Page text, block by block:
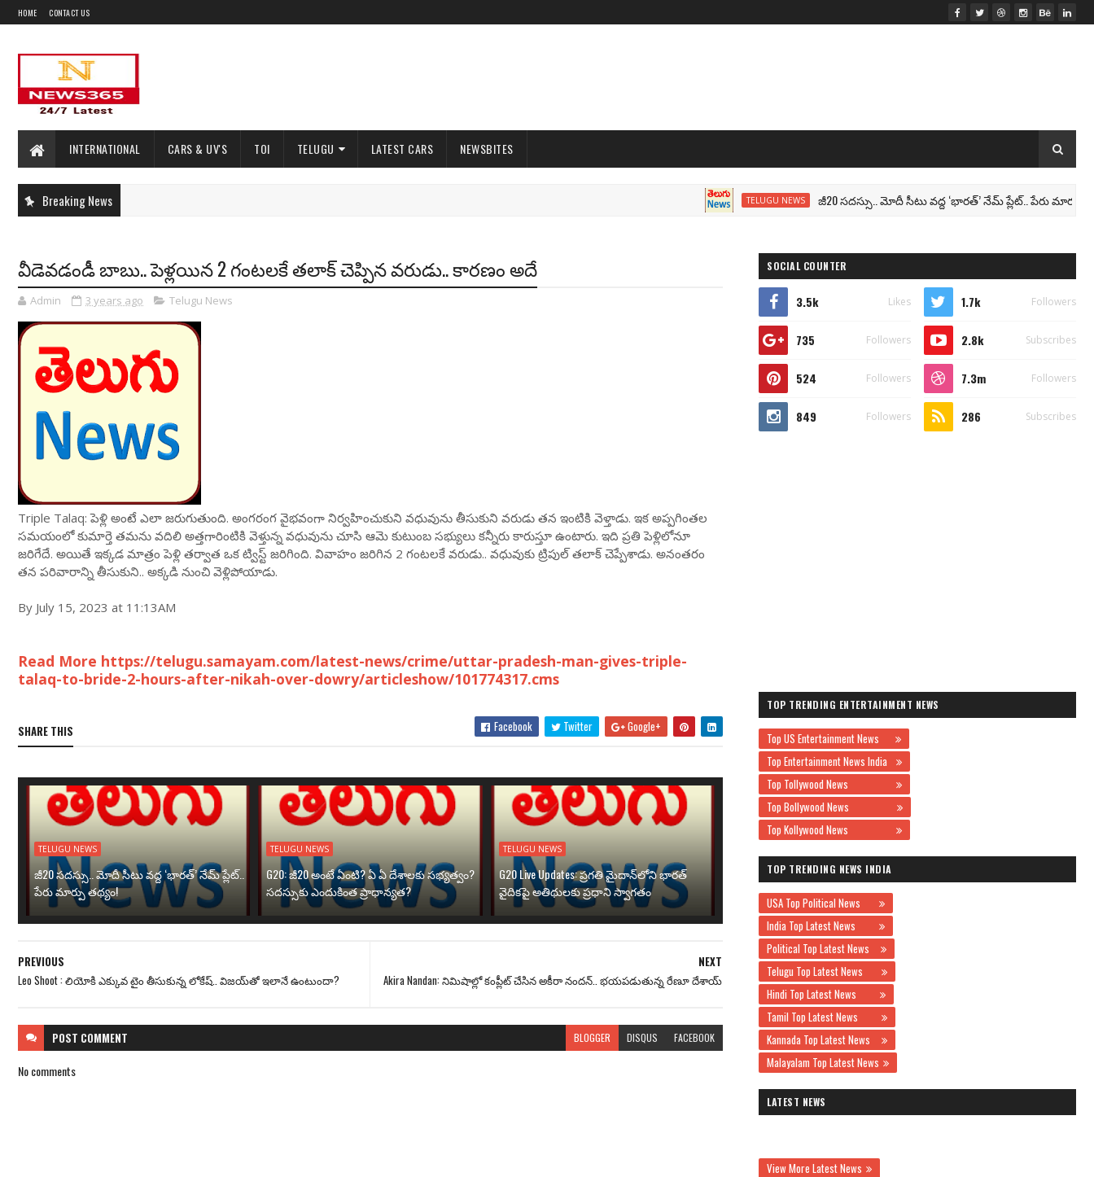
HOME CONTACT US
INTERNATIONAL CARS & UV'S TOI TELUGU LATEST CARS NEWSBITES
Breaking News TELUGU NEWS జీ20 సదస్సు.. మోదీ సీటు వద్ద ‘భారత్’ నేమ్ ప్లేట్‌.. పేరు మార్పు తథ్యం!
వీడెవడండీ బాబు.. పెళ్లయిన 2 గంటలకే తలాక్ చెప్పిన వరుడు.. కారణం అదే
Admin 3 years ago Telugu News
Triple Talaq: పెళ్లి అంటే ఎలా జరుగుతుంది. అంగరంగ వైభవంగా నిర్వహించుకుని వధువును తీసుకుని వరుడు తన ఇంటికి వెళ్తాడు. ఇక అప్పగింతల
సమయంలో కుమార్తె తమను వదిలి అత్తగారింటికి వెళ్తున్న వధువును చూసి ఆమె కుటుంబ సభ్యులు కన్నీరు కారుస్తూ ఉంటారు. ఇది ప్రతి పెళ్లిలోనూ
జరిగేదే. అయితే ఇక్కడ మాత్రం పెళ్లి తర్వాత ఒక ట్విస్ట్ జరిగింది. వివాహం జరిగిన 2 గంటలకే వరుడు.. వధువుకు ట్రిపుల్ తలాక్ చెప్పేశాడు. అనంతరం
తన పరివారాన్ని తీసుకుని.. అక్కడి నుంచి వెళ్లిపోయాడు.
By July 15, 2023 at 11:13AM
Read More https://telugu.samayam.com/latest-news/crime/uttar-pradesh-man-gives-triple-
talaq-to-bride-2-hours-after-nikah-over-dowry/articleshow/101774317.cms
SHARE THIS Facebook Twitter Google+
TELUGU NEWS
జీ20 సదస్సు.. మోదీ సీటు వద్ద ‘భారత్’ నేమ్ ప్లేట్‌..
పేరు మార్పు తథ్యం!
TELUGU NEWS
G20: జీ20 అంటే ఏంటి? ఏ ఏ దేశాలకు సభ్యత్వం?
సదస్సుకు ఎందుకింత ప్రాధాన్యత?
TELUGU NEWS
G20 Live Updates: ప్రగతి మైదాన్‌లోని భారత్
వైదికపై అతిథులకు ప్రధాని స్వాగతం
NEXT
Akira Nandan: నిమిషాల్లో కంప్లీట్ చేసిన అకీరా నంద‌న్‌.. భ‌య‌పడుతున్న రేణూ దేశాయ్‌
PREVIOUS
Leo Shoot : లియోకి ఎక్కువ టైం తీసుకున్న లోకేష్.. విజయ్‌తో ఇలానే ఉంటుందా?
POST COMMENT BLOGGER DISQUS FACEBOOK
No comments
SOCIAL COUNTER
3.5k Likes 1.7k Followers
735 Followers 2.8k Subscribes
524 Followers 7.3m Followers
849 Followers 286 Subscribes
TOP TRENDING ENTERTAINMENT NEWS
Top US Entertainment News
Top Entertainment News India
Top Tollywood News
Top Bollywood News
Top Kollywood News
TOP TRENDING NEWS INDIA
USA Top Political News
India Top Latest News
Political Top Latest News
Telugu Top Latest News
Hindi Top Latest News
Tamil Top Latest News
Kannada Top Latest News
Malayalam Top Latest News
LATEST NEWS
View More Latest News